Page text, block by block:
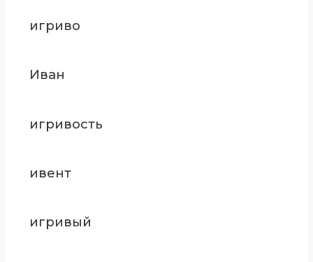
игриво
Иван
игривость
ивент
игривый